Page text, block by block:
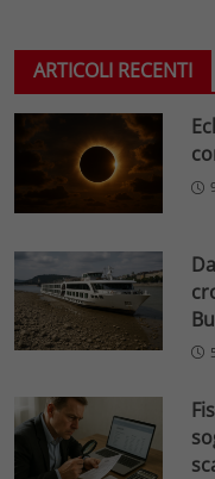
ARTICOLI RECENTI